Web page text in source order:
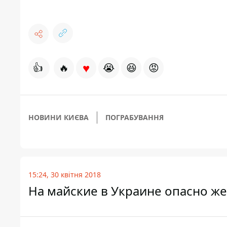
👍 🔥 ♥ 😭 😆 😡
НОВИНИ КИЄВА ПОГРАБУВАННЯ
15:24, 30 квітня 2018
На майские в Украине опасно